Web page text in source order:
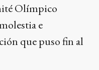
Olímpico
e
que puso fin al